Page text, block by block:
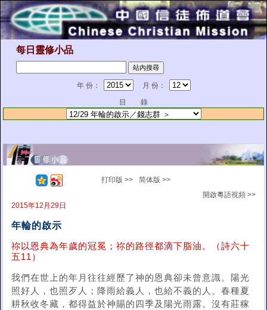
每日靈修小品
年 份：
月 份：
目 錄
打印版 >>
简体版 >>
開啟粵語視頻 >>
2015年12月29日
年輪的啟示
祢以恩典為年歲的冠冕；祢的路徑都滴下脂油。（詩六十
五11）
我們在世上的年月往往經歷了神的恩典卻未曾意識。陽光
照好人，也照歹人；降雨給義人，也給不義的人。春種夏
耕秋收冬藏，都得益於神賜的四季及陽光雨露。沒有莊稼